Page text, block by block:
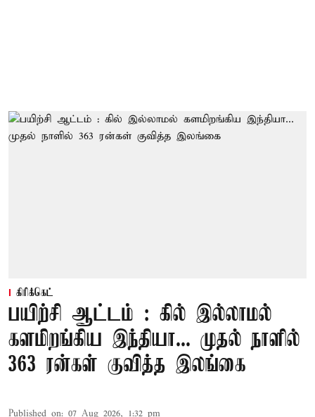
கிரிக்கெட்
பயிற்சி ஆட்டம் : கில் இல்லாமல்
களமிறங்கிய இந்தியா... முதல் நாளில்
363 ரன்கள் குவித்த இலங்கை
Published on: 07 Aug 2026, 1:32 pm